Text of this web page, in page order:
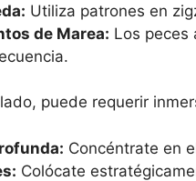
Utiliza patrones en
de Marea: Los peces
puede requerir
Concéntrate en
Colócate